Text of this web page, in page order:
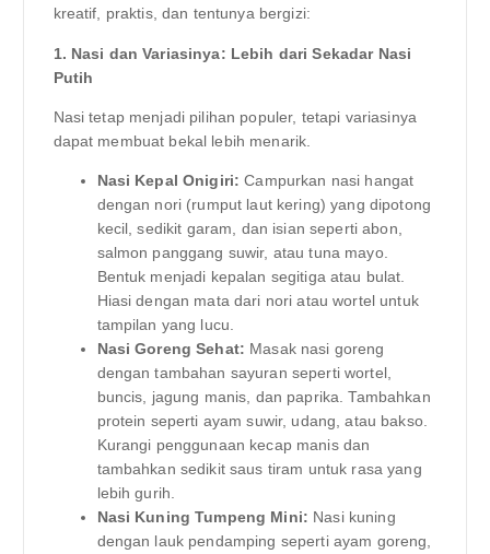
kreatif, praktis, dan tentunya bergizi:
1. Nasi dan Variasinya: Lebih dari Sekadar Nasi
Putih
Nasi tetap menjadi pilihan populer, tetapi variasinya
dapat membuat bekal lebih menarik.
Nasi Kepal Onigiri: Campurkan nasi hangat
dengan nori (rumput laut kering) yang dipotong
kecil, sedikit garam, dan isian seperti abon,
salmon panggang suwir, atau tuna mayo.
Bentuk menjadi kepalan segitiga atau bulat.
Hiasi dengan mata dari nori atau wortel untuk
tampilan yang lucu.
Nasi Goreng Sehat: Masak nasi goreng
dengan tambahan sayuran seperti wortel,
buncis, jagung manis, dan paprika. Tambahkan
protein seperti ayam suwir, udang, atau bakso.
Kurangi penggunaan kecap manis dan
tambahkan sedikit saus tiram untuk rasa yang
lebih gurih.
Nasi Kuning Tumpeng Mini: Nasi kuning
dengan lauk pendamping seperti ayam goreng,